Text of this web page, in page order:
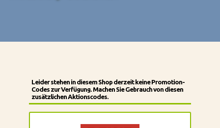
Leider stehen in diesem Shop derzeit keine Promotion-
Codes zur Verfügung. Machen Sie Gebrauch von diesen
zusätzlichen Aktionscodes.